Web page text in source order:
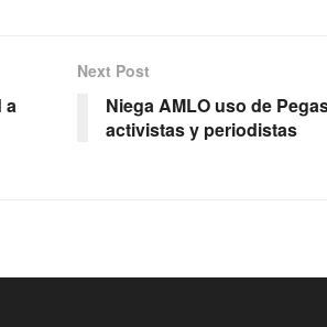
a
Next Post
Niega AMLO uso de
activistas y periodistas